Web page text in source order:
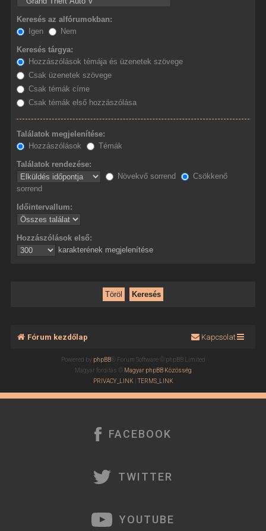
Keresés az alfórumokban:
Igen
Nem
Keresés tárgya:
Hozzászólások témája és üzenetek szövege
Csak üzenetek szövege
Csak témák címe
Csak témák első hozzászólása
Találatok megjelenítése:
Hozzászólások
Témák
Találatok rendezése:
Növekvő sorrend
Csökkenő
sorrend
Időintervallum:
Hozzászólások első:
karakterének megjelenítése
Fórum kezdőlap Kapcsolat
Powered by phpBB® Forum Software © phpBB Limited
Magyar fordítás © Magyar phpBB Közösség
PRIVACY_LINK|TERMS_LINK
FACEBOOK
TWITTER
YOUTUBE